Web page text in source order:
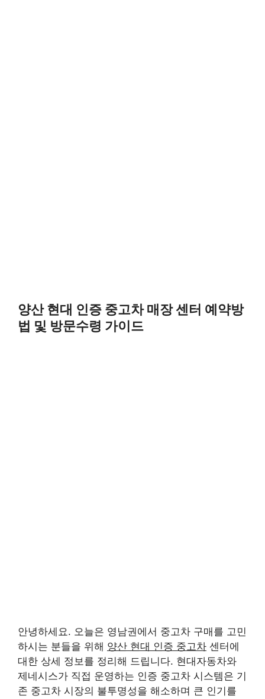
양산 현대 인증 중고차 매장 센터 예약방
법 및 방문수령 가이드
안녕하세요. 오늘은 영남권에서 중고차 구매를 고민
하시는 분들을 위해 양산 현대 인증 중고차 센터에
대한 상세 정보를 정리해 드립니다. 현대자동차와
제네시스가 직접 운영하는 인증 중고차 시스템은 기
존 중고차 시장의 불투명성을 해소하며 큰 인기를